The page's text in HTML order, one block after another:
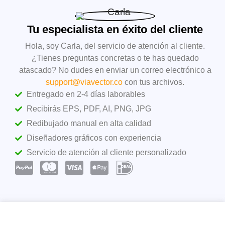
Tu especialista en éxito del cliente
Hola, soy Carla, del servicio de atención al cliente.
¿Tienes preguntas concretas o te has quedado
atascado? No dudes en enviar un correo electrónico a
support@viavector.co con tus archivos.
Entregado en 2-4 días laborables
Recibirás EPS, PDF, AI, PNG, JPG
Redibujado manual en alta calidad
Diseñadores gráficos con experiencia
Servicio de atención al cliente personalizado